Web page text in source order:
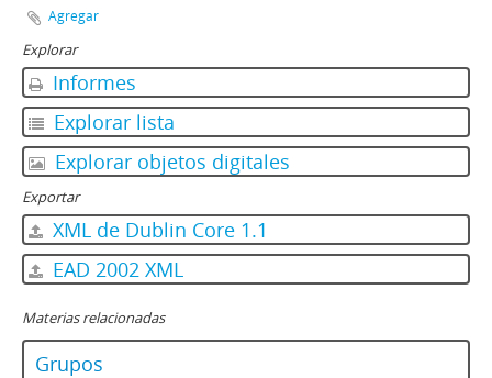
Agregar
Explorar
Informes
Explorar lista
Explorar objetos digitales
Exportar
XML de Dublin Core 1.1
EAD 2002 XML
Materias relacionadas
Grupos